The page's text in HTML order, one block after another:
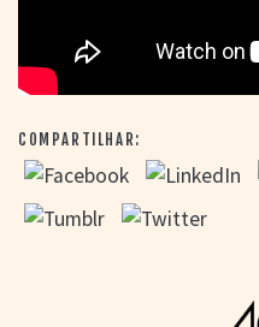
COMPARTILHAR: